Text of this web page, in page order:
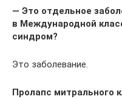
— Это отдельное
в Международной
синдром?
Это заболевание.
Пролапс митрального